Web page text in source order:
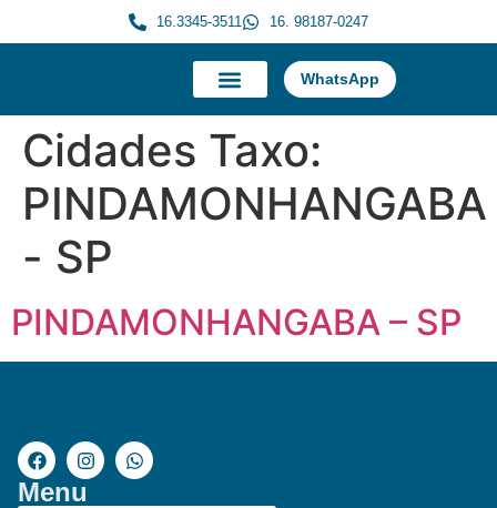
16.3345-3511 16. 98187-0247
WhatsApp
Cidades Taxo:
PINDAMONHANGABA
- SP
PINDAMONHANGABA – SP
Menu